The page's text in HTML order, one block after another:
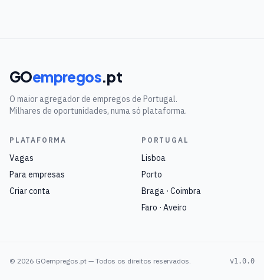
GOempregos.pt
O maior agregador de empregos de Portugal.
Milhares de oportunidades, numa só plataforma.
PLATAFORMA
Vagas
Para empresas
Criar conta
PORTUGAL
Lisboa
Porto
Braga · Coimbra
Faro · Aveiro
© 2026 GOempregos.pt — Todos os direitos reservados. v1.0.0